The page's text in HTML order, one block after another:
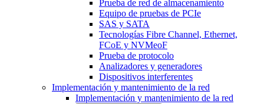
Prueba de red de almacenamiento
Equipo de pruebas de PCIe
SAS y SATA
Tecnologías Fibre Channel, Ethernet,
FCoE y NVMeoF
Prueba de protocolo
Analizadores y generadores
Dispositivos interferentes
Implementación y mantenimiento de la red
Implementación y mantenimiento de la red